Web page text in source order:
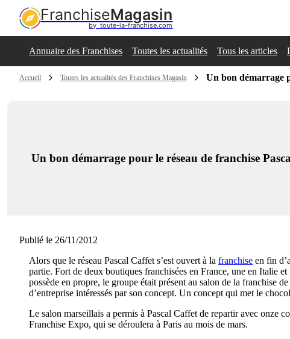
FranchiseMagasin
by  toute-la-franchise.com
Annuaire des Franchises Toutes les actualités Tous les articles
Accueil Toutes les actualités des Franchises Magasin Un bon démarrage
Un bon démarrage pour le réseau de franchise
Publié le 26/11/2012
Alors que le réseau Pascal Caffet s’est ouvert à la franchise en fin
partie. Fort de deux boutiques franchisées en France, une en Italie
possède en propre, le groupe était présent au salon de la franchise
d’entreprise intéressés par son concept. Un concept qui met le
Le salon marseillais a permis à Pascal Caffet de repartir avec onze
Franchise Expo, qui se déroulera à Paris au mois de mars.